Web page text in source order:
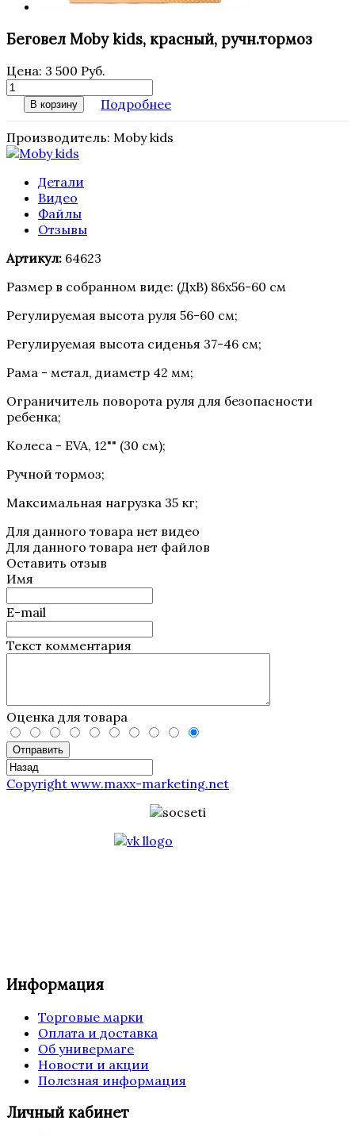
Беговел Moby kids, красный, ручн.тормоз
Цена: 3 500 Руб.
В корзину Подробнее
Производитель: Moby kids
Детали
Видео
Файлы
Отзывы
Артикул: 64623
Размер в собранном виде: (ДхВ) 86х56-60 см
Регулируемая высота руля 56-60 см;
Регулируемая высота сиденья 37-46 см;
Рама - метал, диаметр 42 мм;
Ограничитель поворота руля для безопасности
ребенка;
Колеса - EVA, 12"" (30 см);
Ручной тормоз;
Максимальная нагрузка 35 кг;
Для данного товара нет видео
Для данного товара нет файлов
Оставить отзыв
Имя
E-mail
Текст комментария
Оценка для товара
Отправить
Copyright www.maxx-marketing.net
Информация
Торговые марки
Оплата и доставка
Об универмаге
Новости и акции
Полезная информация
Личный кабинет